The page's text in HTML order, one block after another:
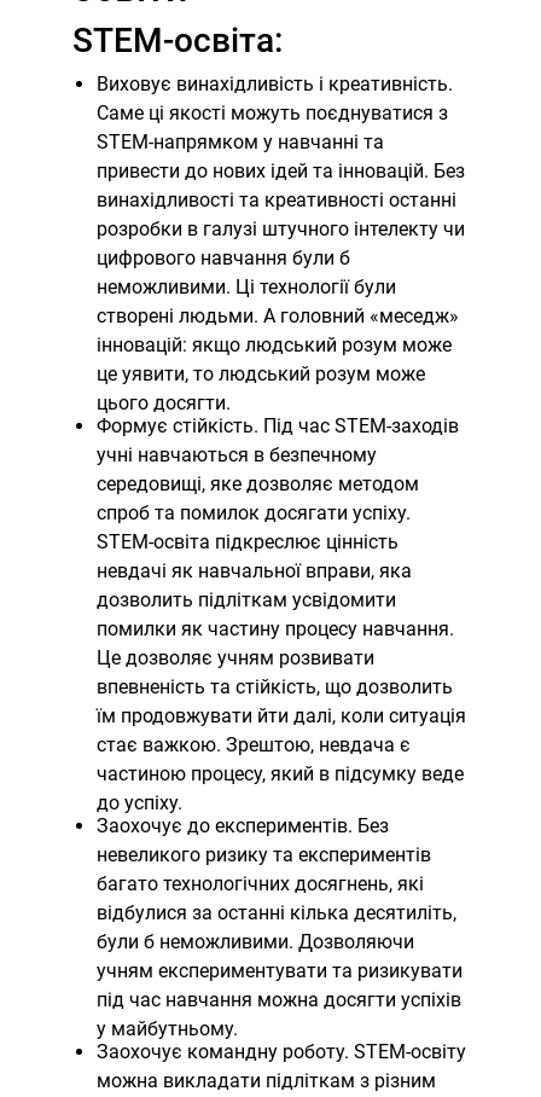
STEM-освіта:
Виховує винахідливість і креативність.
Саме ці якості можуть поєднуватися з
STEM-напрямком у навчанні та
привести до нових ідей та інновацій. Без
винахідливості та креативності останні
розробки в галузі штучного інтелекту чи
цифрового навчання були б
неможливими. Ці технології були
створені людьми. А головний «меседж»
інновацій: якщо людський розум може
це уявити, то людський розум може
цього досягти.
Формує стійкість. Під час STEM-заходів
учні навчаються в безпечному
середовищі, яке дозволяє методом
спроб та помилок досягати успіху.
STEM-освіта підкреслює цінність
невдачі як навчальної вправи, яка
дозволить підліткам усвідомити
помилки як частину процесу навчання.
Це дозволяє учням розвивати
впевненість та стійкість, що дозволить
їм продовжувати йти далі, коли ситуація
стає важкою. Зрештою, невдача є
частиною процесу, який в підсумку веде
до успіху.
Заохочує до експериментів. Без
невеликого ризику та експериментів
багато технологічних досягнень, які
відбулися за останні кілька десятиліть,
були б неможливими. Дозволяючи
учням експериментувати та ризикувати
під час навчання можна досягти успіхів
у майбутньому.
Заохочує командну роботу. STEM-освіту
можна викладати підліткам з різним